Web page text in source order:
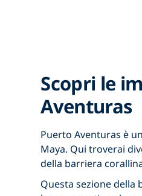
Scopri le
Aventuras
Puerto Aventuras è
Maya. Qui troverai
della barriera
Questa sezione della